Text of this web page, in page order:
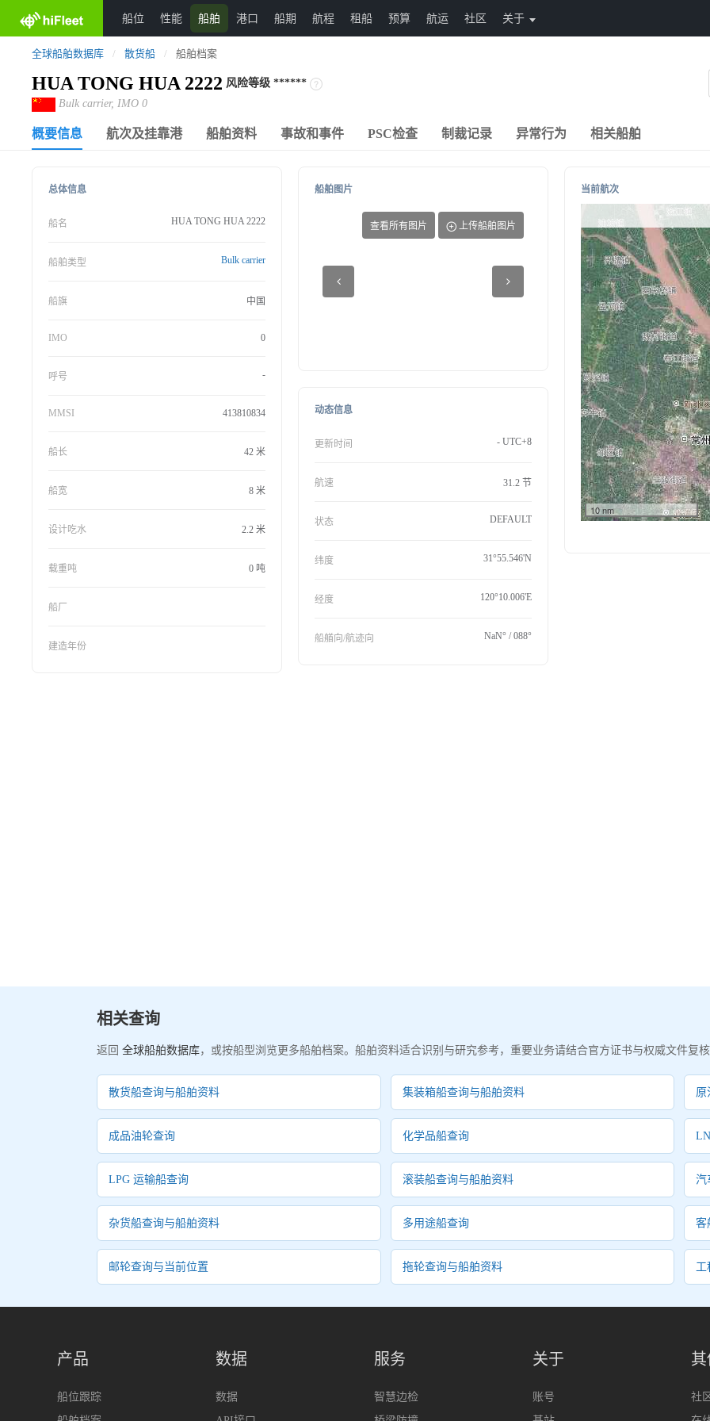
船位 性能 船舶 港口 船期 航程 租船 预算 航运 社区 关于
全球船舶数据库 / 散货船 / 船舶档案
HUA TONG HUA 2222 风险等级 ******
Bulk carrier, IMO 0
概要信息 航次及挂靠港 船舶资料 事故和事件 PSC检查 制裁记录 异常行为 相关船舶
总体信息
船名 HUA TONG HUA 2222
船舶类型 Bulk carrier
船旗 中国
IMO 0
呼号 -
MMSI 413810834
船长 42 米
船宽 8 米
设计吃水 2.2 米
载重吨 0 吨
船厂
建造年份
船舶图片
查看所有图片 上传船舶图片
动态信息
更新时间 - UTC+8
航速 31.2 节
状态 DEFAULT
纬度 31°55.546'N
经度 120°10.006'E
船艏向/航迹向 NaN° / 088°
当前航次
10 nm
相关查询
返回 全球船舶数据库，或按船型浏览更多船舶档案。船舶资料适合识别与研究参考，重要业务请结合官方证书与权威文件复
散货船查询与船舶资料 集装箱船查询与船舶资料 原
成品油轮查询 化学品船查询
LPG 运输船查询 滚装船查询与船舶资料 汽
杂货船查询与船舶资料 多用途船查询 客
邮轮查询与当前位置 拖轮查询与船舶资料 工
产品
船位跟踪
数据
数据
服务
智慧边检
关于
账号
社